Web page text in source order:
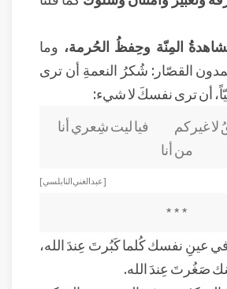
المِنّة وحِفظُ الحُرمة، وما
القصّار: شُكرُ النعمةِ أن ترى
أن ترى نفسكَ لا شيء:
لا غيركم فيا ليت شِعري أنا
من أنا
[ عبد الغني النابلسي ]
* * *
عينِ نفسك كُلما كَبُرتَ عِندَ الله،
صَغُرتَ عِندَ الله.